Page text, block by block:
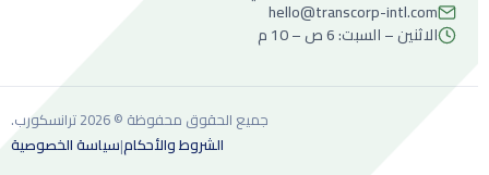
hello@transcorp-intl.com
الاثنين – السبت: 6 ص – 10 م
جميع الحقوق محفوظة © 2026 ترانسكورب.
الشروط والأحكام|سياسة الخصوصية